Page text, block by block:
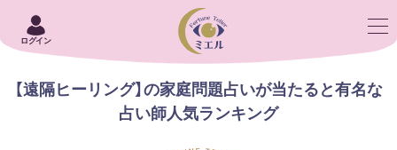
ログイン
【遠隔ヒーリング】の家庭問題占いが当たると有名な
占い師人気ランキング